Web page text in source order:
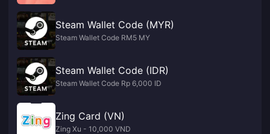
Steam Wallet Code (MYR)
Steam Wallet Code RM5 MY
Steam Wallet Code (IDR)
Steam Wallet Code Rp 6,000 ID
Zing Card (VN)
Zing Xu - 10,000 VND